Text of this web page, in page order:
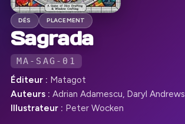
DÉS PLACEMENT
Sagrada
MA-SAG-01
Éditeur : Matagot
Auteurs : Adrian Adamescu, Daryl Andrews
Illustrateur : Peter Wocken